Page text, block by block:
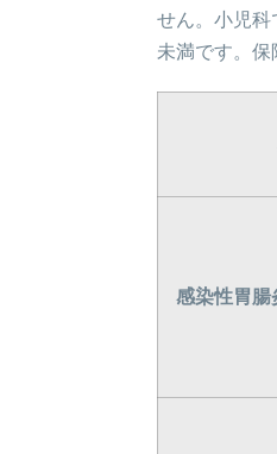
せん。小児
未満です。保
感染性胃腸